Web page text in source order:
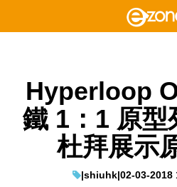
Hyperloop
鐵 1：1 原型
杜拜展示
|shiuhk|02-03-2018